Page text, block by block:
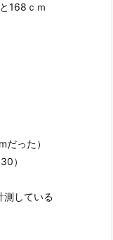
168ｃｍ
った）
）
測している